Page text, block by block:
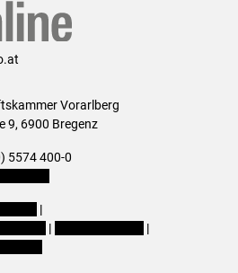
Vorarlberg
9, 6900 Bregenz
5574 400-0
|
|
|